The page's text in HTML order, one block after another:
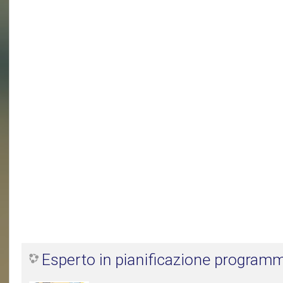
Esperto in pianificazione